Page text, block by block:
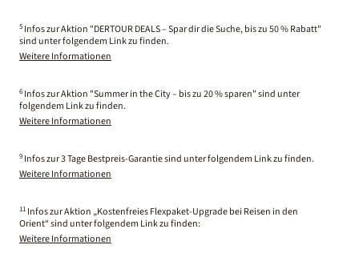
5 Infos zur Aktion "DERTOUR DEALS – Spar dir die Suche, bis zu 50 % Rabatt"
sind unter folgendem Link zu finden.
Weitere Informationen
6 Infos zur Aktion "Summer in the City – bis zu 20 % sparen" sind unter
folgendem Link zu finden.
Weitere Informationen
9 Infos zur 3 Tage Bestpreis-Garantie sind unter folgendem Link zu finden.
Weitere Informationen
11 Infos zur Aktion „Kostenfreies Flexpaket-Upgrade bei Reisen in den
Orient“ sind unter folgendem Link zu finden:
Weitere Informationen